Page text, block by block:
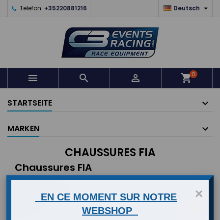
Telefon: +35220881216 Deutsch 
   shopping_cart0
STARTSEITE
MARKEN
CHAUSSURES FIA
Chaussures FIA
Relevanz  FILTER
1 - 12 von 12 Artikel(n)
×
EN CE MOMENT SUR NOTRE
WEBSHOP